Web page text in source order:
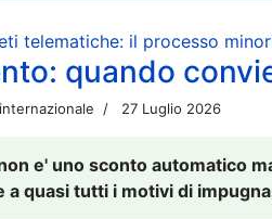
telematiche: il processo
quando
27 Luglio 2026
e' uno sconto automatico
a quasi tutti i motivi di